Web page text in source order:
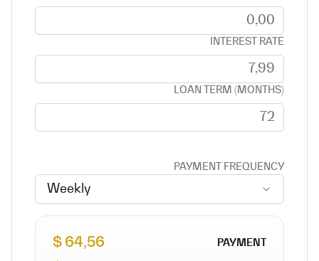
INTEREST RATE
LOAN TERM (MONTHS)
PAYMENT FREQUENCY
Weekly
PAYMENT
64,56 $